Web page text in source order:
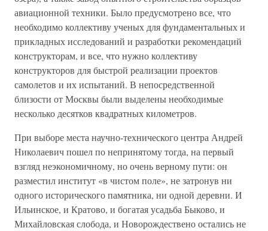
авиационной техники. Было предусмотрено все, что
необходимо коллективу ученых для фундаментальных и
прикладных исследований и разработки рекомендаций
конструкторам, и все, что нужно коллективу
конструкторов для быстрой реализации проектов
самолетов и их испытаний. В непосредственной
близости от Москвы были выделены необходимые
несколько десятков квадратных километров.
При выборе места научно-технического центра Андрей
Николаевич пошел по непринятому тогда, на первый
взгляд неэкономичному, но очень верному пути: он
разместил институт «в чистом поле», не затронув ни
одного исторического памятника, ни одной деревни. И
Ильинское, и Кратово, и богатая усадьба Быково, и
Михайловская слобода, и Новорождествено остались не